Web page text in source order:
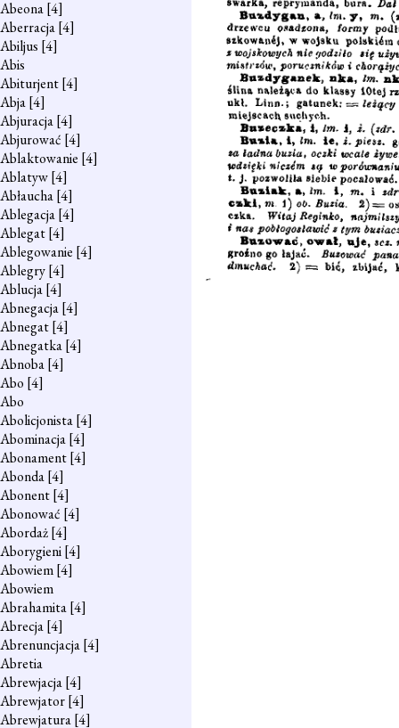
Abeona[4]
Aberracja[4]
Abiljus [4]
Abis
Abiturjent[4]
Abja[4]
Abjuracja[4]
Abjurować [4]
Ablaktowanie [4]
Ablatyw[4]
Abłaucha[4]
Ablegacja[4]
Ablegat[4]
Ablegowanie [4]
Ablegry[4]
Ablucja[4]
Abnegacja[4]
Abnegat[4]
Abnegatka[4]
Abnoba[4]
Abo [4]
Abo
Abolicjonista[4]
Abominacja[4]
Abonament[4]
Abonda[4]
Abonent[4]
Abonować [4]
Abordaż[4]
Aborygieni[4]
Abowiem[4]
Abowiem
Abrahamita[4]
Abrecja[4]
Abrenuncjacja[4]
Abretia
Abrewjacja[4]
Abrewjator[4]
Abrewjatura[4]